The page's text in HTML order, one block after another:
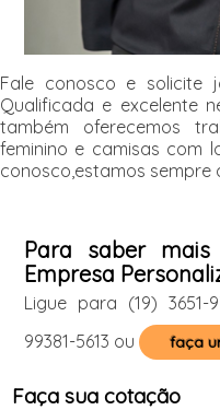
Fale conosco e
Qualificada e excelente
também oferecemos
feminino e camisas com
conosco,estamos sempre
Para saber
Empresa
Ligue para (19) 3651-
99381-5613 ou faça
Faça sua cotação